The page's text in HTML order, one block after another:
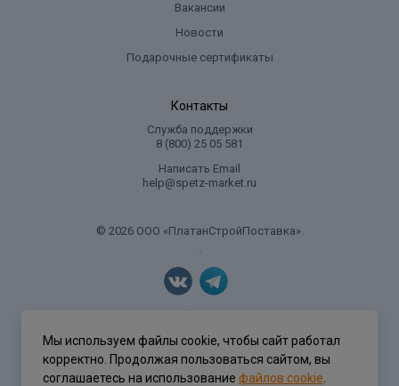
Вакансии
Новости
Подарочные сертификаты
Контакты
Служба поддержки
8 (800) 25 05 581
Написать Email
help@spetz-market.ru
© 2026 ООО «ПлатанСтройПоставка».
.
Политика конфиденциальности
Мы используем файлы cookie, чтобы сайт работал
корректно. Продолжая пользоваться сайтом, вы
соглашаетесь на использование файлов cookie